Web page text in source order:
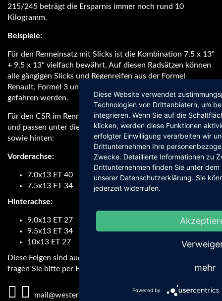
215/245 beträgt die Ersparnis immer noch rund 10
Kilogramm.
Beispiele:
Für den Renneinsatz mit Slicks ist die Kombination 7.5 x 13"
+ 9.5 x 13" vielfach bewährt. Auf diesen Radsätzen können
alle gängigen Slicks und Regenreifen aus der Formel
Renault, Formel 3 und Formel 4 sowie diverse Avon-Reifen
gefahren werden.
Für den CSR im Rennsport sind folgende Felgen erhältlich
und passen unter die serienmäßigen CSR-Kotflügel vorne
sowie hinten:
Vorderachse:
7.0x13 ET 40
7.5x13 ET 34
Hinterachse:
9.0x13 ET 27
9.5x13 ET 34
10x13 ET 27
Diese Felgen sind auch in 15" erhältlich. Bei Interesse
fragen Sie bitte per E-Mail an.
Fußbereichsmenü
mail@westermann-motorsport.com
Diese Website verwendet
Technologien von Drittanbietern, um
integrieren. Wenn Sie auf die
klicken, werden diese Funktionen
erfolgter Einwilligung verarbeiten wir
Drittunternehmen Ihre
Zwecke. Detaillierte Informationen zu
Drittunternehmen finden Sie unter dem
unserer Datenschutzerklärung. Sie
jederzeit widerrufen.
mehr
Powered by